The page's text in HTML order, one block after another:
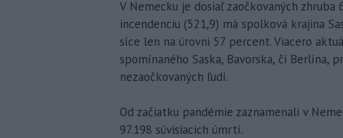
V Nemecku je dosiaľ zaočkovaných
incendenciu (521,9) má spolková krajina
síce len na úrovni 57 percent. Viacero
spomínaného Saska, Bavorska, či Berlína,
nezaočkovaných ľudí.
Od začiatku pandémie zaznamenali v
97.198 súvisiacich úmrtí.